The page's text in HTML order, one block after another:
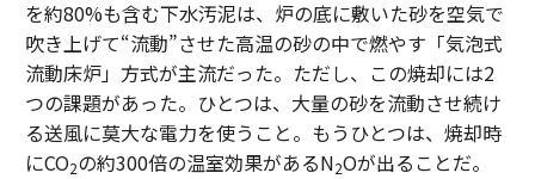
を約80%も含む下水汚泥は、炉の底に敷いた砂を空気で
吹き上げて“流動”させた高温の砂の中で燃やす「気泡式
流動床炉」方式が主流だった。ただし、この焼却には2
つの課題があった。ひとつは、大量の砂を流動させ続け
る送風に莫大な電力を使うこと。もうひとつは、焼却時
にCO2の約300倍の温室効果があるN2Oが出ることだ。